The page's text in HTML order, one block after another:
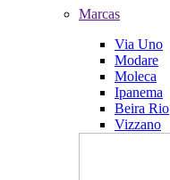
Marcas
Via Uno
Modare
Moleca
Ipanema
Beira Rio
Vizzano